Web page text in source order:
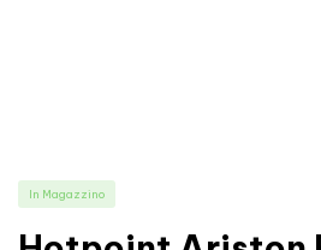
In Magazzino